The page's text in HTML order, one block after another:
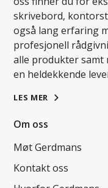
skrivebord,
også lang erfaring
profesjonell
alle produkter samt
en heldekkende
LES MER
Om oss
Møt Gerdmans
Kontakt oss